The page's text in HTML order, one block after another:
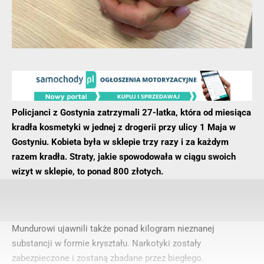
Mundurowi ujawnili także ponad kilogram nieznanej
substancji w formie kryształu. Narkotyki zostały
zabezpieczone i zostaną zbadane przez biegłego.
Policjanci z Gostynia zatrzymali 27-latka, która od miesiąca
kradła kosmetyki w jednej z drogerii przy ulicy 1 Maja w
Gostyniu. Kobieta była w sklepie trzy razy i za każdym
razem kradła. Straty, jakie spowodowała w ciągu swoich
wizyt w sklepie, to ponad 800 złotych.